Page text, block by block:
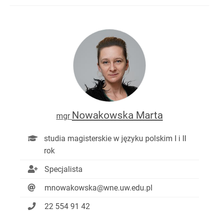
mgr Nowakowska Marta
studia magisterskie w języku polskim I i II
rok
Specjalista
mnowakowska@wne.uw.edu.pl
22 554 91 42